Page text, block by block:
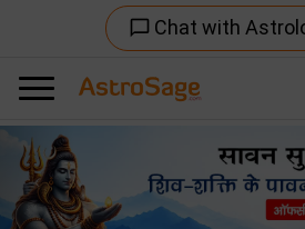
chat_bubble_outline Chat with
Previous